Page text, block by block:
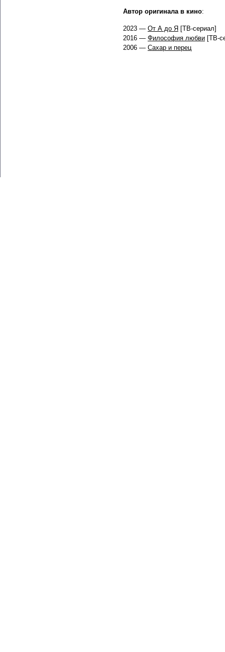
Автор оригинала в кино:
2023 — От А до Я [ТВ-сериал]
2016 — Философия любви [ТВ-
2006 — Сахар и перец